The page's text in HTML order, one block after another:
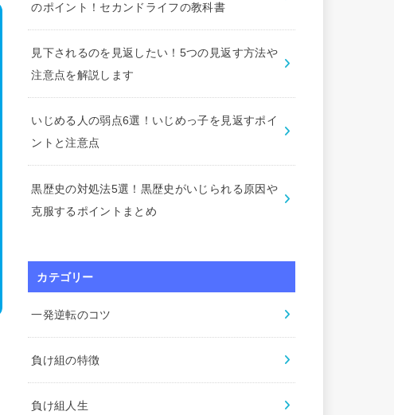
のポイント！セカンドライフの教科書
見下されるのを見返したい！5つの見返す方法や
注意点を解説します
いじめる人の弱点6選！いじめっ子を見返すポイ
ントと注意点
黒歴史の対処法5選！黒歴史がいじられる原因や
克服するポイントまとめ
カテゴリー
一発逆転のコツ
負け組の特徴
負け組人生